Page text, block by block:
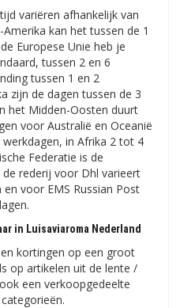
variëren afhankelijk van
kan het tussen de 1
Europese Unie heb je
tussen 2 en 6
tussen 1 en 2
zijn de dagen tussen de 3
het Midden-Oosten duurt
voor Australië en Oceanië
in Afrika 2 tot 4
Federatie is de
rederij voor Dhl varieert
voor EMS Russian Post
in Luisaviaroma Nederland
kortingen op een groot
op artikelen uit de lente /
een verkoopgedeelte